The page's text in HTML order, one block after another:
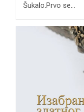
Šukalo.Prvo se…